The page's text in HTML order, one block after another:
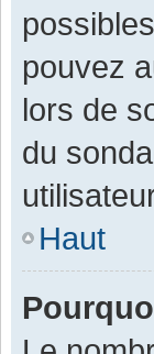
pouvez
lors de
du
Haut